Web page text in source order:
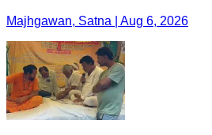
Majhgawan, Satna | Aug 6, 2026